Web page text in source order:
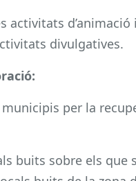
activitats
divulgatives.
per la
buits sobre els que